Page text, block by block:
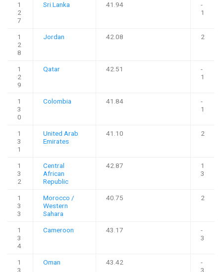
1
2
7
Sri Lanka 41.94
-
1
1
2
8
Jordan 42.08 2
1
2
9
Qatar 42.51
-
1
1
3
0
Colombia 41.84
-
1
1
3
1
United Arab
Emirates
41.10 2
1
3
2
Central
African
Republic
42.87
1
3
1
3
3
Morocco /
Western
Sahara
40.75 2
1
3
4
Cameroon 43.17
-
3
1
3
Oman 43.42
-
3